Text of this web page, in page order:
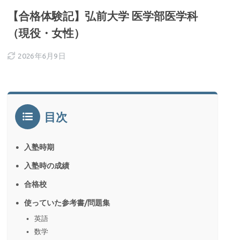
【合格体験記】弘前大学 医学部医学科
（現役・女性）
2026年6月9日
目次
入塾時期
入塾時の成績
合格校
使っていた参考書/問題集
英語
数学